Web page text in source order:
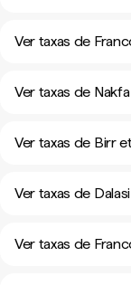
Ver taxas de
Ver taxas de
Ver taxas de Birr
Ver taxas de
Ver taxas de